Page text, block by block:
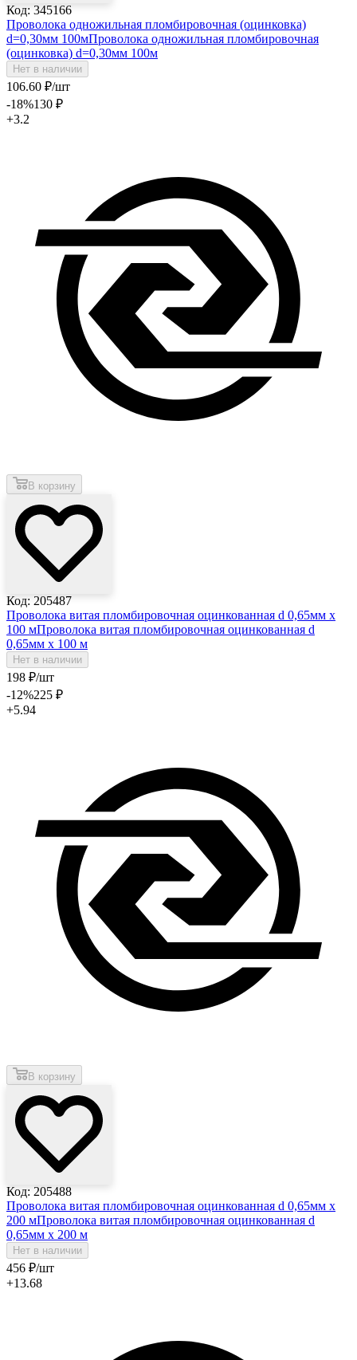
Код: 345166
Проволока одножильная пломбировочная (оцинковка)
d=0,30мм 100мПроволока одножильная пломбировочная
(оцинковка) d=0,30мм 100м
Нет в наличии
106.60 ₽/шт
-18%130 ₽
+3.2
В корзину
Код: 205487
Проволока витая пломбировочная оцинкованная d 0,65мм х
100 мПроволока витая пломбировочная оцинкованная d
0,65мм х 100 м
Нет в наличии
198 ₽/шт
-12%225 ₽
+5.94
В корзину
Код: 205488
Проволока витая пломбировочная оцинкованная d 0,65мм х
200 мПроволока витая пломбировочная оцинкованная d
0,65мм х 200 м
Нет в наличии
456 ₽/шт
+13.68